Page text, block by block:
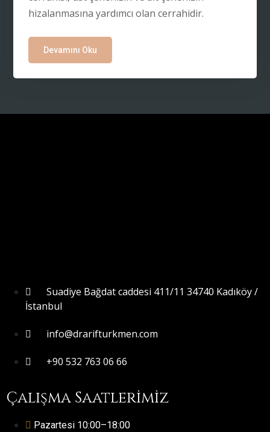
hizalanmasına yardımcı olan cerrahidir.
Devamını Oku
Suadiye Bağdat caddesi 411/11 34740 Kadıköy /
İstanbul
info@drarifturkmen.com
+90 532 763 06 66
Çalışma Saatlerimiz
Pazartesi 10:00–18:00